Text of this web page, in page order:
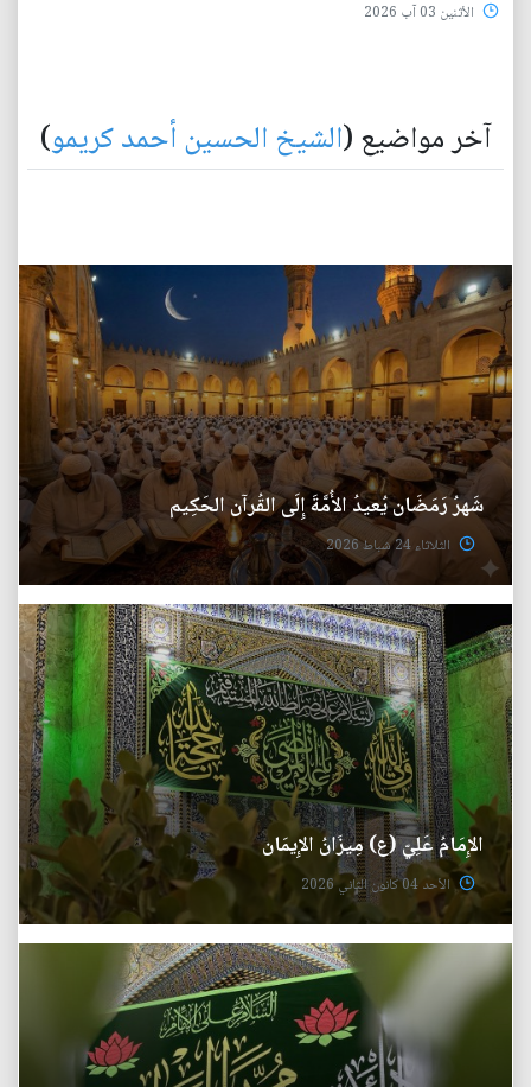
الأثنين 03 آب 2026
آخر مواضيع (الشيخ الحسين أحمد كريمو)
شَهرُ رَمَضَان يُعيدُ الأُمَّةَ إِلَى القُرآن الحَكِيم
الثلاثاء 24 شباط 2026
الإِمَامُ عَلِيّ (ع) مِيزَانُ الإِيمَان
الأحد 04 كانون الثاني 2026